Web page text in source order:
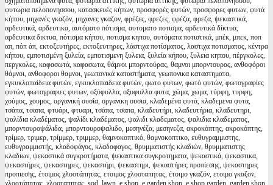
φυτωρια πελοπονησσου, κατασκευές κήπων, προσφορές φυτών, προσφορες φυτων, φυτά
κήπου, μηχανές γκαζόν, μηχανες γκαζον, φρέζες, φρεζες, φρέζα, φρεζα, ψεκαστικά,
αρδευτικά, αρδευτικα, αυτόματο πότισμα, αυτοματο ποτισμα, αρδευτικά δίκτυα,
αρδευτικα δικτυα, πότισμα κήπου, ποτισμα κηπου, αυτόματα ποτιστικά, μπέκ, μπεκ, ποπ
απ, πόπ άπ, εκτοξευτήρες, εκτοξευτηρες, λάστιχα ποτίσματος, λαστιχα ποτισματος, κέντρα
κήπου, εμποτισμένη ξυλεία, εμποτισμενη ξυλεια, ξυλεία κήπου, ξυλεια κηπου, πέργκολες,
περγκολες, καφασωτά, καφασωτα, θάμνοι μπορντούρας, θαμνοι μπορντουρας, ανθοφόροι
θάμνοι, ανθοφοροι θαμνοι, γεωπονικά καταστήματα, γεωπονικα καταστηματα,
εγκυκλοπαίδεια φυτών, εγκυκλοπαιδεια φυτών, φωτο φυτων, φωτό φυτών, φωτογραφίες
φυτών, φωτογραφιες φυτων, οξύφυλλα, οξυφυλλα φυτα, χώμα, χωμα, τύρφη, τυρφη,
χούμος, χουμος, οργανική ουσία, οργανικη ουσια, κλαδεμένα φυτά, κλαδεμενα φυτα,
τσάπα, τσαπα, φτυάρι, φτυαρι, τσάπα, τσαπα, κλαδευτήρι, κλαδευτήρια, κλαδευτηρι,
ψαλίδια κλαδέματος, ψαλίδι κλαδέματος, ψαλιδι κλαδεματος, ψαλιδια κλαδεματος,
μπορντουροψάλιδα, μπορντουροψαλιδο, μεσηνέζα, μεσηνεζα, ακροκόπτης, ακροκόπτης,
τρίμερ, τριμερ, τρίμμερ, τριμμερ, θαμνοκοπτικό, θαμνοκοπτικο, ευθυγραμμιστης,
ευθυγραμμιστής, κλαδοφάγος, κλαδοφαγος, θρυμματιστής κλαδιών, θρυμματιστης
κλαδιων, ψεκαστικά συγκροτήματα, ψεκαστικα συγκροτηματα, ψεκαστικά, ψεκαστικα,
ψεκαστήρες, ψεκαστηρες, ψεκαστήρι, ψεκαστηρι, ψεκαστήρες προπίεσης, ψεκαστηρες
προπιεσης, έτοιμος χλοοτάπητας, ετοιμος χλοοταπητας, έτοιμο γκαζόν, ετοιμο γκαζον,
χλοοτάπητας, χλοοταπητας, sod, lawn, e shop, e garden shop, e shop garden, garden shop,